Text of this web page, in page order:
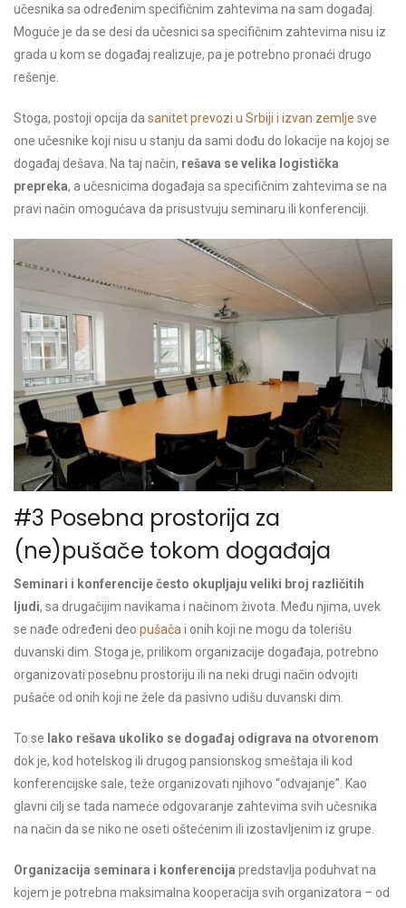
učesnika sa određenim specifičnim zahtevima na sam događaj.
Moguće je da se desi da učesnici sa specifičnim zahtevima nisu iz
grada u kom se događaj realizuje, pa je potrebno pronaći drugo
rešenje.
Stoga, postoji opcija da sanitet prevozi u Srbiji i izvan zemlje sve
one učesnike koji nisu u stanju da sami dođu do lokacije na kojoj se
događaj dešava. Na taj način, rešava se velika logistička
prepreka, a učesnicima događaja sa specifičnim zahtevima se na
pravi način omogućava da prisustvuju seminaru ili konferenciji.
#3 Posebna prostorija za
(ne)pušače tokom događaja
Seminari i konferencije često okupljaju veliki broj različitih
ljudi, sa drugačijim navikama i načinom života. Među njima, uvek
se nađe određeni deo pušačai onih koji ne mogu da tolerišu
duvanski dim. Stoga je, prilikom organizacije događaja, potrebno
organizovati posebnu prostoriju ili na neki drugi način odvojiti
pušače od onih koji ne žele da pasivno udišu duvanski dim.
To se lako rešava ukoliko se događaj odigrava na otvorenom
dok je, kod hotelskog ili drugog pansionskog smeštaja ili kod
konferencijske sale, teže organizovati njihovo “odvajanje”. Kao
glavni cilj se tada nameće odgovaranje zahtevima svih učesnika
na način da se niko ne oseti oštećenim ili izostavljenim iz grupe.
Organizacija seminara i konferencija predstavlja poduhvat na
kojem je potrebna maksimalna kooperacija svih organizatora – od